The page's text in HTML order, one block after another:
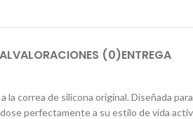
VALORACIONES (0)ENTREGA
correa de silicona original. Diseñada
perfectamente a su estilo de vida